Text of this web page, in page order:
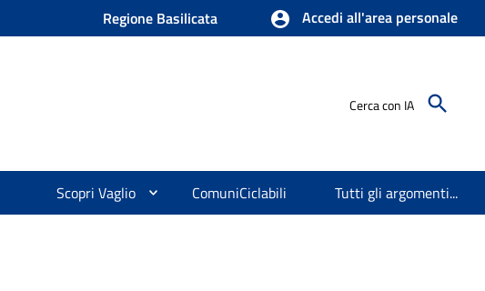
Regione Basilicata Accedi all'area personale
Cerca con IA
Scopri Vaglio ComuniCiclabili Tutti gli argomenti...